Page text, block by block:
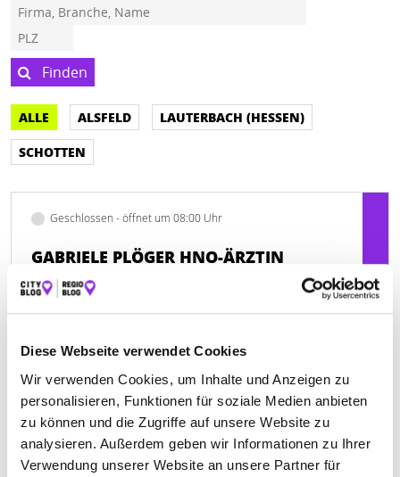
Diese Webseite verwendet Cookies
Wir verwenden Cookies, um Inhalte und Anzeigen zu
personalisieren, Funktionen für soziale Medien anbieten
zu können und die Zugriffe auf unsere Website zu
analysieren. Außerdem geben wir Informationen zu Ihrer
Verwendung unserer Website an unsere Partner für
Finden
ALLE ALSFELD
LAUTERBACH (HESSEN)
SCHOTTEN
Geschlossen - öffnet um 08:00 Uhr
GABRIELE PLÖGER HNO-ÄRZTIN
Kanalstraße 6 | 36341 Lauterbach (Hessen) DE
gabriele-ploeger-hno-arzt.weblocator.de